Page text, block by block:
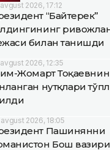
2026, 17:12
“Байтерек”
билан танишди
2026, 12:35
Жомарт
нутқлари
2026, 18:05
Пашинянни
Бош вазири